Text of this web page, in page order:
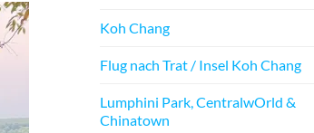
Koh Chang
Flug nach Trat / Insel Koh Chang
Lumphini Park, CentralwOrld &
Chinatown